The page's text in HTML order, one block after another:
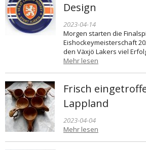
Design
2023-04-14
Morgen starten die
Eishockeymeisterschaft
den Växjö Lakers viel
Mehr lesen
Frisch
Lappland
2023-04-04
Mehr lesen